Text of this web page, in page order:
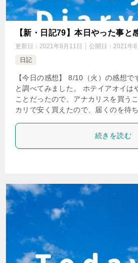
【新・日記79】本日やった事と
更新日： 2021年8月11日 公開日： 2021年8
日記
【今日の感想】 8/10（火）の感想で
と調べてみました。 ホテイアオイは
ことだったので、アナカリスを買う
カリで安く買えたので、届くのを待
続きを読む